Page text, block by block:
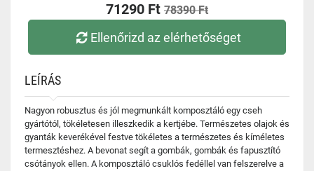
71290 Ft 78390 Ft
Ellenőrizd az elérhetőséget
LEÍRÁS
Nagyon robusztus és jól megmunkált komposztáló egy cseh
gyártótól, tökéletesen illeszkedik a kertjébe. Természetes olajok és
gyanták keverékével festve tökéletes a természetes és kíméletes
termesztéshez. A bevonat segít a gombák, gombák és fapusztító
csótányok ellen. A komposztáló csuklós fedéllel van felszerelve a